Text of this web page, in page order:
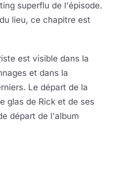
superflu de l'épisode.
lieu, ce chapitre est
est visible dans la
et dans la
Le départ de la
glas de Rick et de ses
départ de l'album